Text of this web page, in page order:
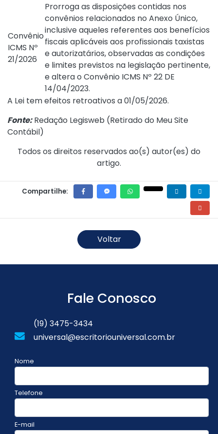
Convênio
ICMS Nº
21/2026
Prorroga as disposições contidas nos
convênios relacionados no Anexo Único,
inclusive aqueles referentes aos benefícios
fiscais aplicáveis aos profissionais taxistas
e autorizatários, observadas as condições
e limites previstos na legislação pertinente,
e altera o Convênio ICMS Nº 22 DE
14/04/2023.
A Lei tem efeitos retroativos a 01/05/2026.
Fonte:Redação Legisweb (Retirado do Meu Site
Contábil)
Todos os direitos reservados ao(s) autor(es) do
artigo.
Compartilhe:
Voltar
Fale Conosco
(19) 3475-3434
universal@escritoriouniversal.com.br
Nome
Telefone
E-mail